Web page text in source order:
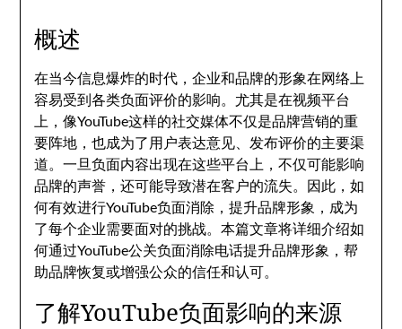
概述
在当今信息爆炸的时代，企业和品牌的形象在网络上
容易受到各类负面评价的影响。尤其是在视频平台
上，像YouTube这样的社交媒体不仅是品牌营销的重
要阵地，也成为了用户表达意见、发布评价的主要渠
道。一旦负面内容出现在这些平台上，不仅可能影响
品牌的声誉，还可能导致潜在客户的流失。因此，如
何有效进行YouTube负面消除，提升品牌形象，成为
了每个企业需要面对的挑战。本篇文章将详细介绍如
何通过YouTube公关负面消除电话提升品牌形象，帮
助品牌恢复或增强公众的信任和认可。
了解YouTube负面影响的来源